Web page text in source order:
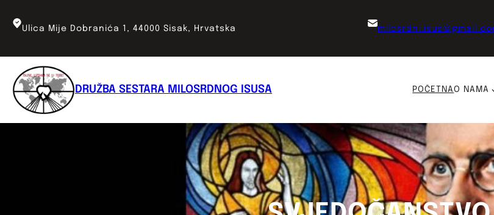
Ulica Mije Dobranića 1, 44000 Sisak, Hrvatska
DRUŽBA SESTARA MILOSRDNOG ISUSA POČETNAO NAMA